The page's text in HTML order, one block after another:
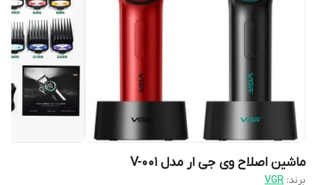
ماشین اصلاح وی جی ار مدل V-001
برند: VGR